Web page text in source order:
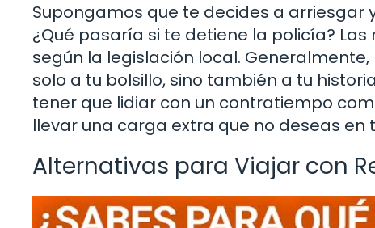
Supongamos que te decides a arriesgar
¿Qué pasaría si te detiene la policía?
según la legislación local.
solo a tu bolsillo, sino también a tu
tener que lidiar con un contratiempo
llevar una carga extra que no deseas en
Alternativas para Viajar con